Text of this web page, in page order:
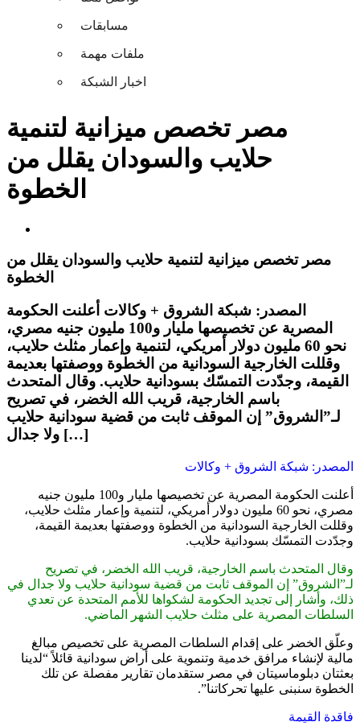
مسابقات
ملفات مهمة
اخبار الشبكة
مصر تخصص ميزانية لتنمية
حلايب والسودان يقلل من
الخطوة
مصر تخصص ميزانية لتنمية حلايب والسودان يقلل من
الخطوة
المصدر: شبكة الشروق + وكالات أعلنت الحكومة
المصرية عن تخصيصها مليار و100 مليون جنيه مصري،
نحو 60 مليون دولار أمريكي، لتنمية وإعمار مثلث حلايب،
وقللت الخارجية السودانية من الخطوة ووصفتها بعديمة
القيمة، وجدّدت التمسّك بسودانية حلايب. وقال المتحدث
باسم الخارجية، قريب الله الخضر، في تصريح
لـ”الشروق” إن الموقف ثابت من قضية سودانية حلايب
ولا جدال […]
المصدر: شبكة الشروق + وكالات
أعلنت الحكومة المصرية عن تخصيصها مليار و100 مليون جنيه
مصري، نحو 60 مليون دولار أمريكي، لتنمية وإعمار مثلث حلايب،
وقللت الخارجية السودانية من الخطوة ووصفتها بعديمة القيمة،
وجدّدت التمسّك بسودانية حلايب.
وقال المتحدث باسم الخارجية، قريب الله الخضر، في تصريح
لـ”الشروق” إن الموقف ثابت من قضية سودانية حلايب ولا جدال في
ذلك، وأشار إلى تجديد الحكومة لشكواها للأمم المتحدة عن تعدي
السلطات المصرية على مثلث حلايب الشهر الماضي.
وعلّق الخضر على إقدام السلطات المصرية على تخصيص مبالغ
مالية لإنشاء مرافق خدمية وتنموية على أراض سودانية قائلاً “لدينا
بعثتان دبلوماسيتان في مصر ستقدمان تقارير مفصلة عن تلك
الخطوة سنبنى عليها تحركاتنا”.
فاقدة القيمة